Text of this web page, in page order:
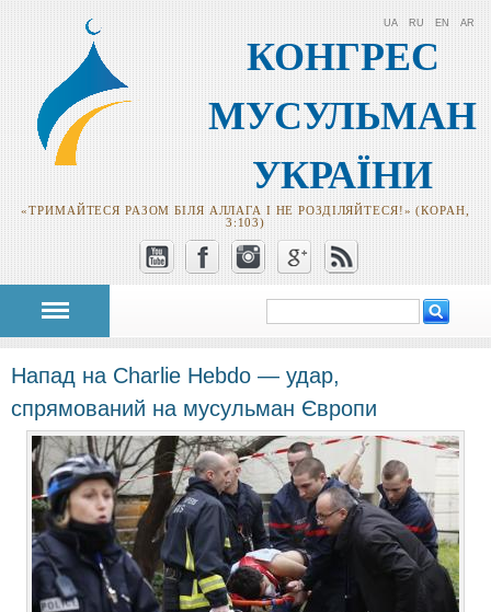
КОНГРЕС
МУСУЛЬМАН
УКРАЇНИ
«ТРИМАЙТЕСЯ РАЗОМ БІЛЯ АЛЛАГА І НЕ РОЗДІЛЯЙТЕСЯ!» (КОРАН,
3:103)
UA RU EN AR
Пошукова
форма
Напад на Charlie Hebdo — удар,
спрямований на мусульман Європи